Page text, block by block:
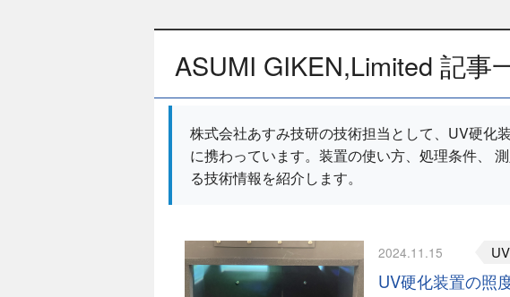
ASUMI GIKEN,Limited 記事
株式会社あすみ技研の技術担当として、UV硬化
に携わっています。装置の使い方、処理条件、
る技術情報を紹介します。
2024.11.15
UV硬化装置の照